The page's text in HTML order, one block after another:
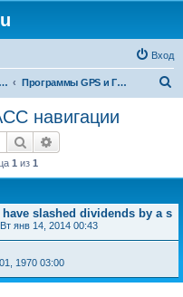
Вход
и оборудование для навигации Программы GPS и ГЛОНАСС навигации
навигации
Поиск
1 из 1
slashed dividends by a s
Вт янв 14, 2014 00:43
1970 03:00